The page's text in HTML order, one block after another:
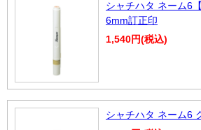
シャチハタ ネーム6
6mm訂正印
1,540円(税込)
シャチハタ ネーム6